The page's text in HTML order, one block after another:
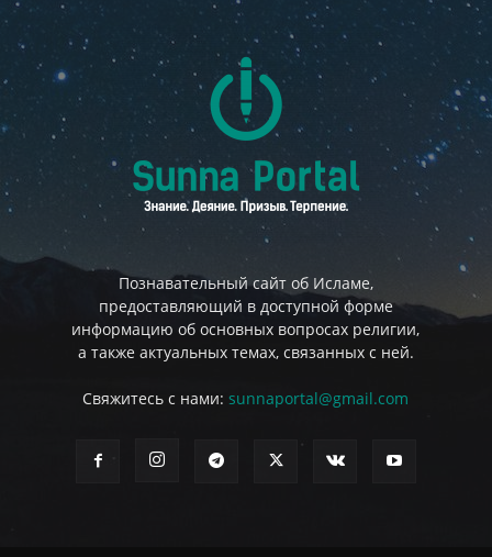
Познавательный сайт об Исламе,
предоставляющий в доступной форме
информацию об основных вопросах религии,
а также актуальных темах, связанных с ней.
Свяжитесь с нами: sunnaportal@gmail.com